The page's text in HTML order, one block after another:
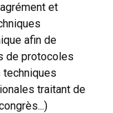
et
afin de
de protocoles
techniques
traitant de